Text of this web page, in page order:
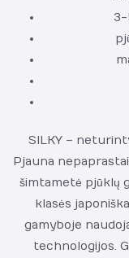
3-
SILKY –
Pjauna
šimtametė pjūklų
klasės
gamyboje
technologijos.